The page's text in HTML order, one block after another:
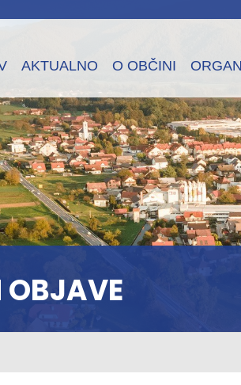
AKTUALNO O OBČINI
OBJAVE